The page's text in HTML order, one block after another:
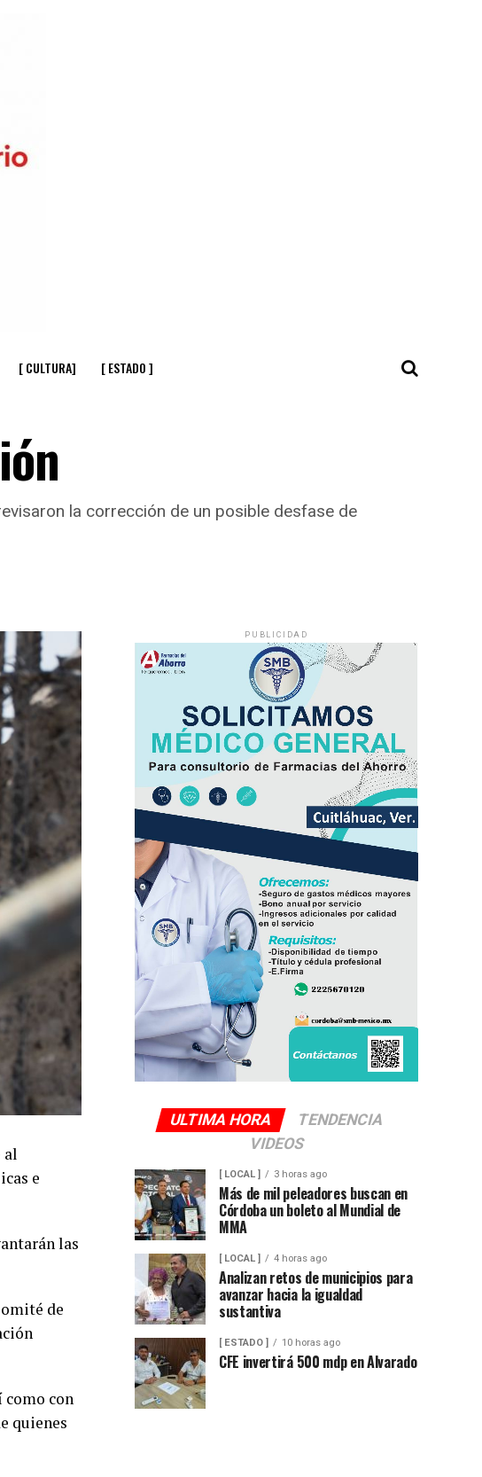
[ CULTURA] [ ESTADO ]
la corrección de un posible desfase de
al
e
las
de
como con
quienes
PUBLICIDAD
ULTIMA HORA
TENDENCIA
VIDEOS
[ LOCAL ] 3 horas ago
Más de mil peleadores buscan en
Córdoba un boleto al Mundial de
MMA
[ LOCAL ] 4 horas ago
Analizan retos de municipios para
avanzar hacia la igualdad
sustantiva
[ ESTADO ] 10 horas ago
CFE invertirá 500 mdp en Alvarado